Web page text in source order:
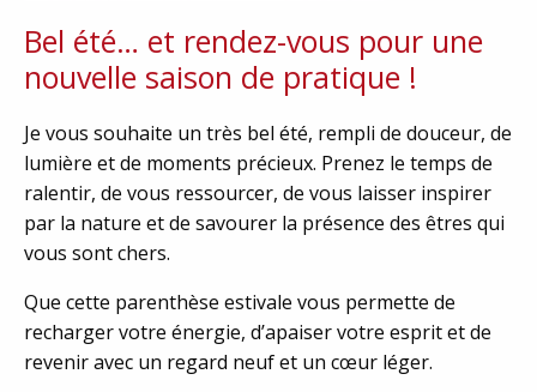
Bel été… et rendez-vous pour une
nouvelle saison de pratique !
Je vous souhaite un très bel été, rempli de douceur, de
lumière et de moments précieux. Prenez le temps de
ralentir, de vous ressourcer, de vous laisser inspirer
par la nature et de savourer la présence des êtres qui
vous sont chers.
Que cette parenthèse estivale vous permette de
recharger votre énergie, d’apaiser votre esprit et de
revenir avec un regard neuf et un cœur léger.